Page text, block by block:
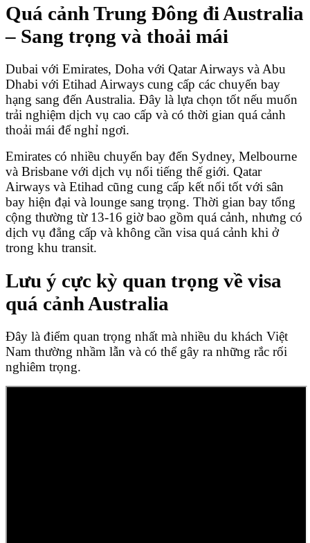
Quá cảnh Trung Đông đi Australia
– Sang trọng và thoải mái
Dubai với Emirates, Doha với Qatar Airways và Abu
Dhabi với Etihad Airways cung cấp các chuyến bay
hạng sang đến Australia. Đây là lựa chọn tốt nếu muốn
trải nghiệm dịch vụ cao cấp và có thời gian quá cảnh
thoải mái để nghỉ ngơi.
Emirates có nhiều chuyến bay đến Sydney, Melbourne
và Brisbane với dịch vụ nổi tiếng thế giới. Qatar
Airways và Etihad cũng cung cấp kết nối tốt với sân
bay hiện đại và lounge sang trọng. Thời gian bay tổng
cộng thường từ 13-16 giờ bao gồm quá cảnh, nhưng có
dịch vụ đẳng cấp và không cần visa quá cảnh khi ở
trong khu transit.
Lưu ý cực kỳ quan trọng về visa
quá cảnh Australia
Đây là điểm quan trọng nhất mà nhiều du khách Việt
Nam thường nhầm lẫn và có thể gây ra những rắc rối
nghiêm trọng.